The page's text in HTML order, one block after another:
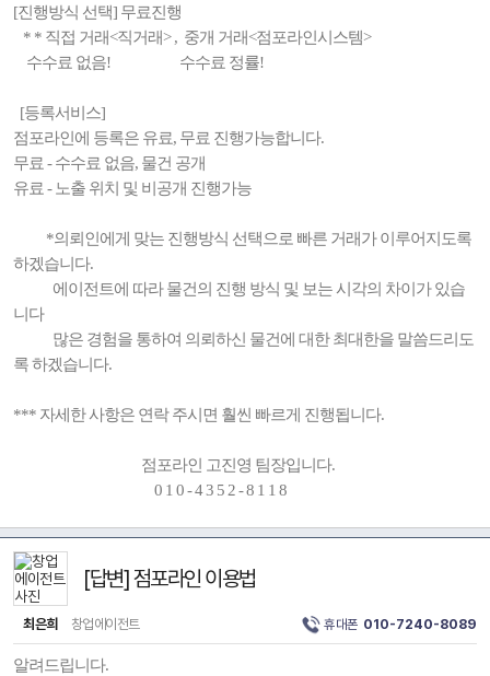
[진행방식 선택] 무료진행
* * 직접 거래<직거래> , 중개 거래<점포라인시스템>
수수료 없음! 수수료 정률!
[등록서비스]
점포라인에 등록은 유료, 무료 진행가능합니다.
무료 - 수수료 없음, 물건 공개
유료 - 노출 위치 및 비공개 진행가능
*의뢰인에게 맞는 진행방식 선택으로 빠른 거래가 이루어지도록
하겠습니다.
에이전트에 따라 물건의 진행 방식 및 보는 시각의 차이가 있습
니다
많은 경험을 통하여 의뢰하신 물건에 대한 최대한을 말씀드리도
록 하겠습니다.
*** 자세한 사항은 연락 주시면 훨씬 빠르게 진행됩니다.
점포라인 고진영 팀장입니다.
0 1 0 - 4 3 5 2 - 8 1 1 8
[답변] 점포라인 이용법
최은희 창업에이전트 휴대폰 010-7240-8089
알려드립니다.